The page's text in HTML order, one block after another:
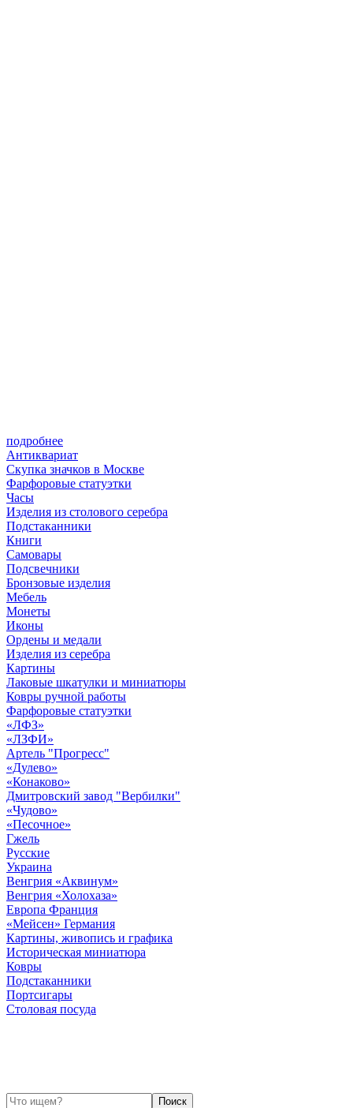
подробнее
Антиквариат
Скупка значков в Москве
Фарфоровые статуэтки
Часы
Изделия из столового серебра
Подстаканники
Книги
Самовары
Подсвечники
Бронзовые изделия
Мебель
Монеты
Иконы
Ордены и медали
Изделия из серебра
Картины
Лаковые шкатулки и миниатюры
Ковры ручной работы
Фарфоровые статуэтки
«ЛФЗ»
«ЛЗФИ»
Артель "Прогресс"
«Дулево»
«Конаково»
Дмитровский завод "Вербилки"
«Чудово»
«Песочное»
Гжель
Русские
Украина
Венгрия «Аквинум»
Венгрия «Холохаза»
Европа Франция
«Мейсен» Германия
Картины, живопись и графика
Историческая миниатюра
Ковры
Подстаканники
Портсигары
Столовая посуда